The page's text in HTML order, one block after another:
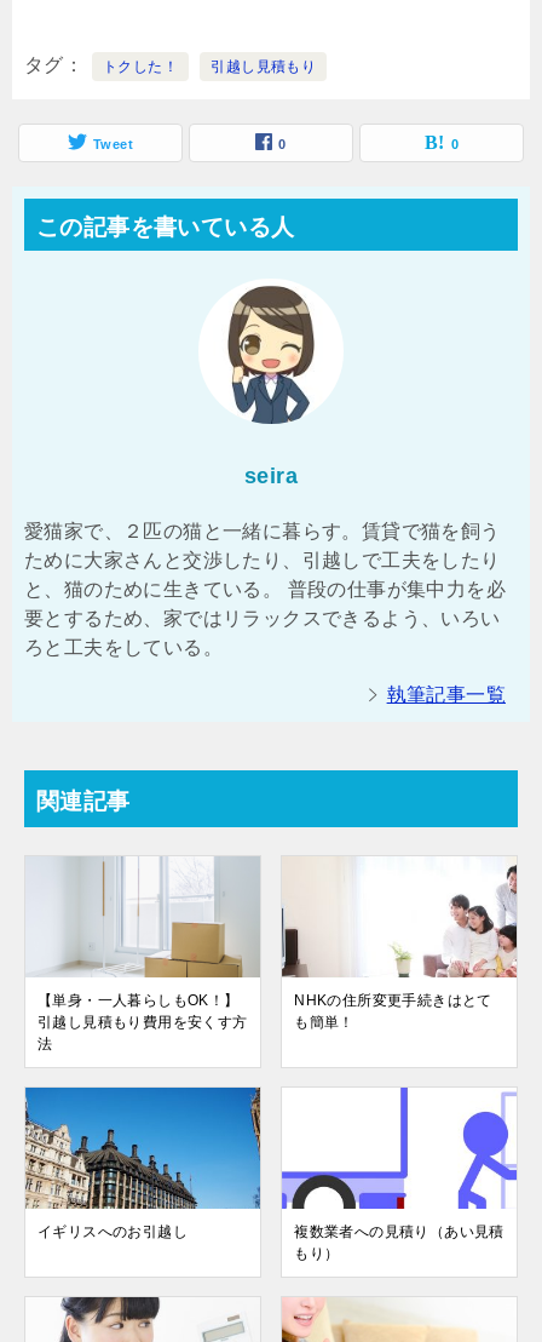
タグ トクした！ 引越し見積もり
Tweet 0 0
この記事を書いている人
seira
愛猫家で、２匹の猫と一緒に暮らす。賃貸で猫を飼う
ために大家さんと交渉したり、引越しで工夫をしたり
と、猫のために生きている。 普段の仕事が集中力を必
要とするため、家ではリラックスできるよう、いろい
ろと工夫をしている。
執筆記事一覧
関連記事
【単身・一人暮らしもOK！】
引越し見積もり費用を安くす方
法
NHKの住所変更手続きはとて
も簡単！
イギリスへのお引越し
複数業者への見積り（あい見積
もり）